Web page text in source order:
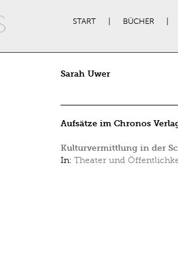
START BÜCHER
Sarah Uwer
Aufsätze im Chronos
Kulturvermittlung in der
In: Theater und